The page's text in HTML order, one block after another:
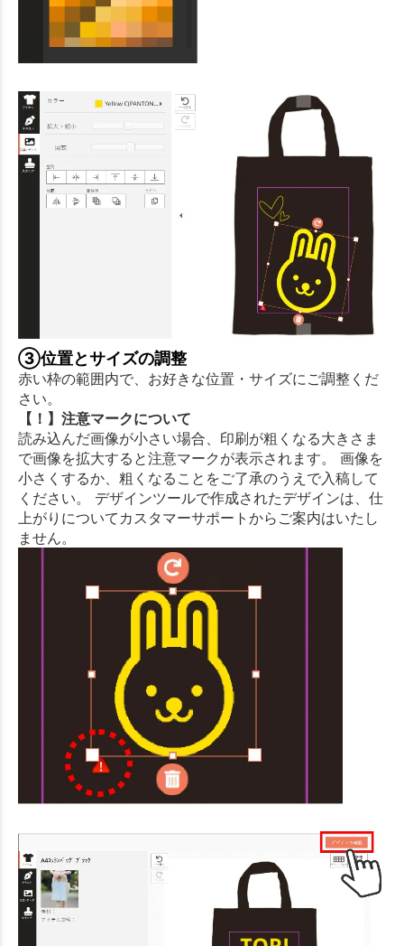
③位置とサイズの調整
赤い枠の範囲内で、お好きな位置・サイズにご調整くだ
さい。
【！】注意マークについて
読み込んだ画像が小さい場合、印刷が粗くなる大きさま
で画像を拡大すると注意マークが表示されます。 画像を
小さくするか、粗くなることをご了承のうえで入稿して
ください。 デザインツールで作成されたデザインは、仕
上がりについてカスタマーサポートからご案内はいたし
ません。